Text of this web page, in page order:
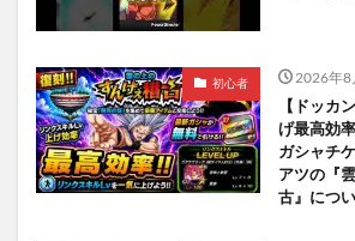
初心者 2026年8
【ドッカ
げ最高効
ガシャチ
アツの『
古』につ